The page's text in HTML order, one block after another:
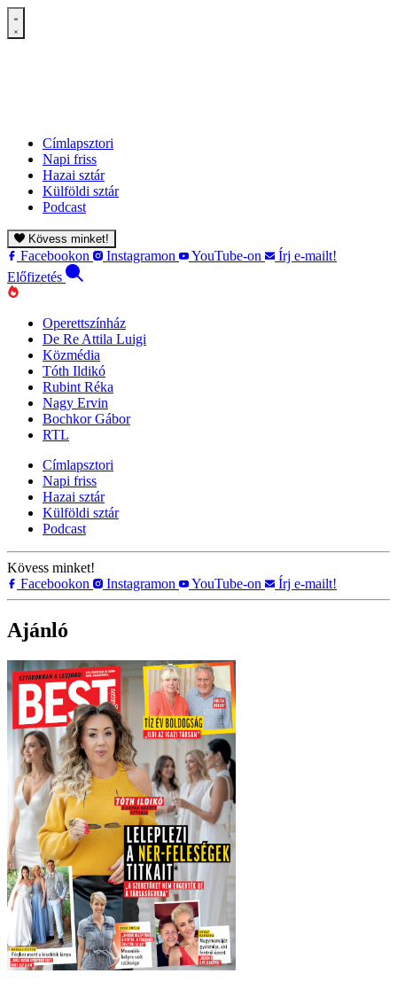
Címlapsztori
Napi friss
Hazai sztár
Külföldi sztár
Podcast
Kövess minket!
Facebookon Instagramon YouTube-on
Írj e-mailt!
Előfizetés
Operettszínház
De Re Attila Luigi
Közmédia
Tóth Ildikó
Rubint Réka
Nagy Ervin
Bochkor Gábor
RTL
Címlapsztori
Napi friss
Hazai sztár
Külföldi sztár
Podcast
Kövess minket!
Facebookon
Instagramon YouTube-on Írj e-mailt!
Ajánló